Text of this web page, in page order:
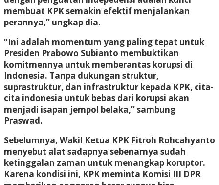
membuat KPK semakin efektif menjalankan
perannya,” ungkap dia.
“Ini adalah momentum yang paling tepat untuk
Presiden Prabowo Subianto membuktikan
komitmennya untuk memberantas korupsi di
Indonesia. Tanpa dukungan struktur,
suprastruktur, dan infrastruktur kepada KPK, cita-
cita indonesia untuk bebas dari korupsi akan
menjadi isapan jempol belaka,” sambung
Praswad.
Sebelumnya, Wakil Ketua KPK Fitroh Rohcahyanto
menyebut alat sadapnya sebenarnya sudah
ketinggalan zaman untuk menangkap koruptor.
Karena kondisi ini, KPK meminta Komisi III DPR